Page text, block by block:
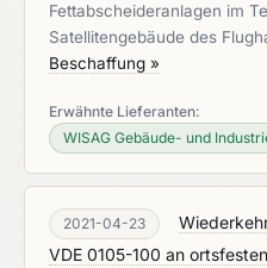
Fettabscheideranlagen im
Satellitengebäude des
Beschaffung »
Erwähnte Lieferanten:
WISAG Gebäude- und
2021-04-23
VDE 0105-100 an